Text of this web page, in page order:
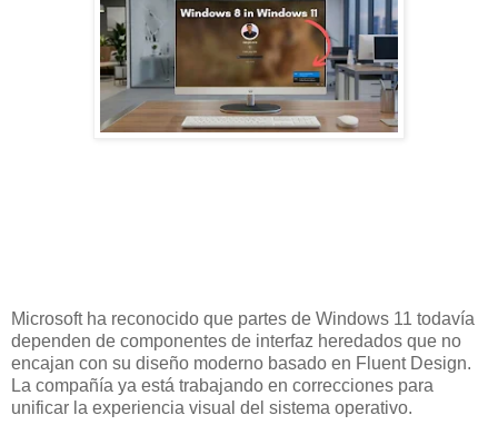
Microsoft ha reconocido que partes de Windows 11 todavía
dependen de componentes de interfaz heredados que no
encajan con su diseño moderno basado en Fluent Design.
La compañía ya está trabajando en correcciones para
unificar la experiencia visual del sistema operativo.